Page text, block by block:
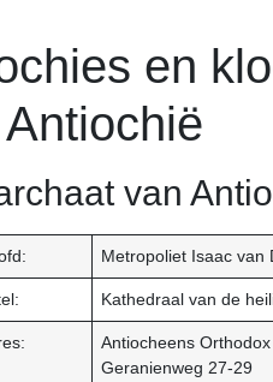
en
van
Metropoliet Isaac van
Kathedraal van de
Antiocheens
Geranienweg 27-29